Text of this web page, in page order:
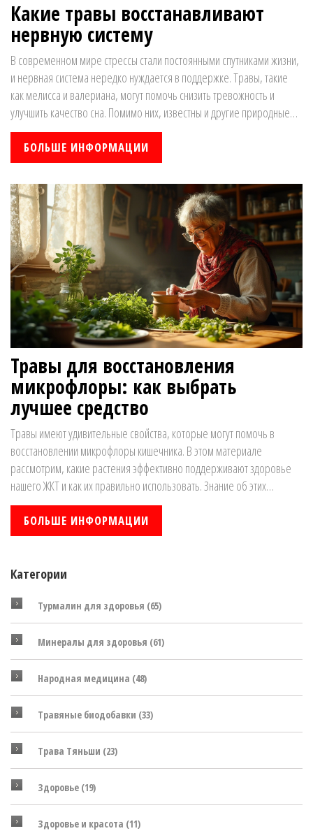
Какие травы восстанавливают
нервную систему
В современном мире стрессы стали постоянными спутниками жизни,
и нервная система нередко нуждается в поддержке. Травы, такие
как мелисса и валериана, могут помочь снизить тревожность и
улучшить качество сна. Помимо них, известны и другие природные
средства, которые при регулярном употреблении укрепляют
нервную систему. Узнайте, какие травы могут стать вашими
союзниками в борьбе с напряжением и улучшить общее
самочувствие.
БОЛЬШЕ ИНФОРМАЦИИ
Травы для восстановления
микрофлоры: как выбрать
лучшее средство
Травы имеют удивительные свойства, которые могут помочь в
восстановлении микрофлоры кишечника. В этом материале
рассмотрим, какие растения эффективно поддерживают здоровье
нашего ЖКТ и как их правильно использовать. Знание об этих
природных помощниках может стать важным шагом на пути к
укреплению иммунитета и улучшению общего состояния организма.
Включены полезные советы и практические рекомендации для
БОЛЬШЕ ИНФОРМАЦИИ
Категории
Турмалин для здоровья (65)
Минералы для здоровья (61)
Народная медицина (48)
Травяные биодобавки (33)
Трава Тяньши (23)
Здоровье (19)
Здоровье и красота (11)